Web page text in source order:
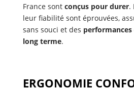
France sont conçus pour durer.
leur fiabilité sont éprouvées,
sans souci et des
long terme.
ERGONOMIE